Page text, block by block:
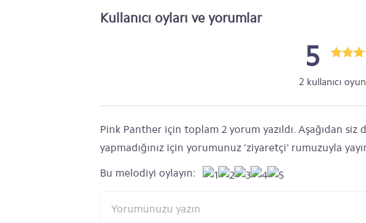
Kullanıcı oyları ve yorumlar
5
2 kullanıcı
Pink Panther için toplam 2 yorum yazıldı. Aşağıdan
yapmadığınız için yorumunuz 'ziyaretçi' rumuzuyla
Bu melodiyi oylayın: